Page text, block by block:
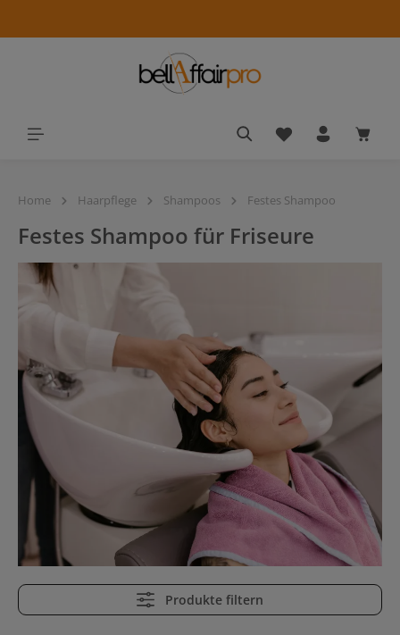
Du hast 0
Home Haarpflege Shampoos Festes Shampoo
Festes Shampoo für Friseure
Produkte filtern